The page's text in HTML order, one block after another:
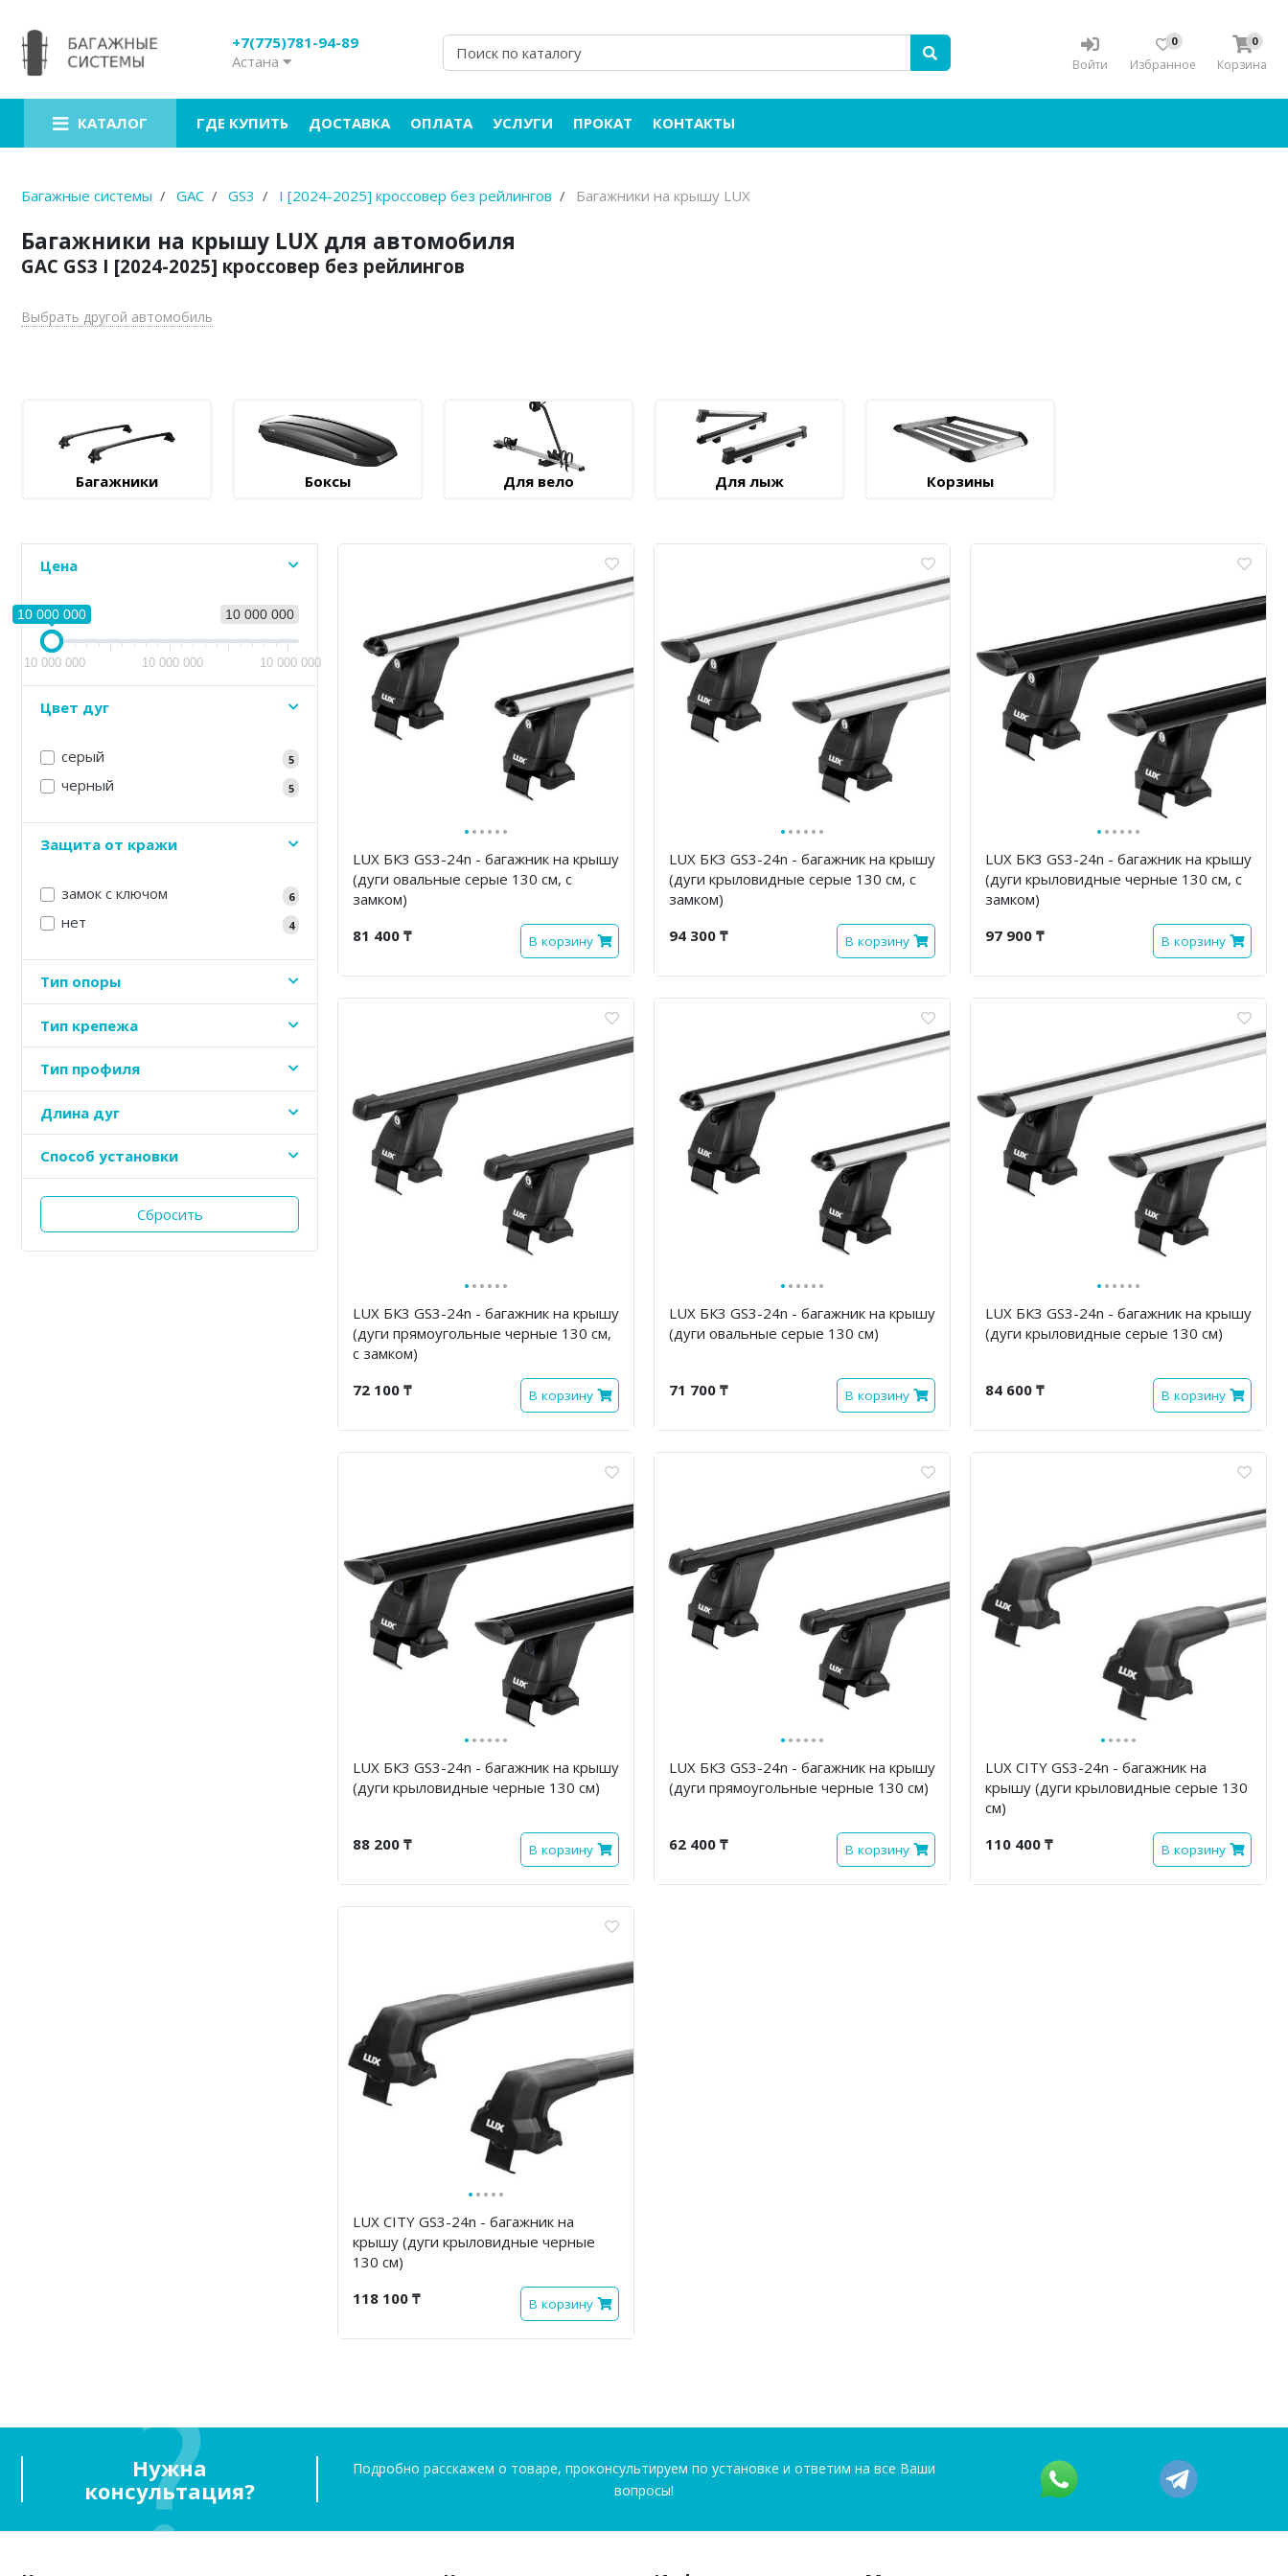
+7(775)781-94-89
Астана
Войти
0
Избранное
0
Корзина
КАТАЛОГ ГДЕ КУПИТЬ ДОСТАВКА ОПЛАТА УСЛУГИ ПРОКАТ КОНТАКТЫ
Багажные системы GAC GS3 I [2024-2025] кроссовер без рейлингов Багажники на крышу LUX
Багажники на крышу LUX для автомобиля
GAC GS3 I [2024-2025] кроссовер без рейлингов
Выбрать другой автомобиль
Багажники Боксы Для вело Для лыж Корзины
Цена
10 000 000
10 000 000
10 000 000 10 000 000 10 000 000
Цвет дуг
серый 5
черный 5
Защита от кражи
замок с ключом 6
нет 4
Тип опоры
Тип крепежа
Тип профиля
Длина дуг
Способ установки
Сбросить
······
LUX БК3 GS3-24n - багажник на крышу
(дуги овальные серые 130 см, с
замком)
81 400 ₸
В корзину
······
LUX БК3 GS3-24n - багажник на крышу
(дуги крыловидные серые 130 см, с
замком)
94 300 ₸
В корзину
······
LUX БК3 GS3-24n - багажник на крышу
(дуги крыловидные черные 130 см, с
замком)
97 900 ₸
В корзину
······
LUX БК3 GS3-24n - багажник на крышу
(дуги прямоугольные черные 130 см,
с замком)
72 100 ₸
В корзину
······
LUX БК3 GS3-24n - багажник на крышу
(дуги овальные серые 130 см)
71 700 ₸ В корзину
······
LUX БК3 GS3-24n - багажник на крышу
(дуги крыловидные серые 130 см)
84 600 ₸ В корзину
······
LUX БК3 GS3-24n - багажник на крышу
(дуги крыловидные черные 130 см)
88 200 ₸ В корзину
······
LUX БК3 GS3-24n - багажник на крышу
(дуги прямоугольные черные 130 см)
62 400 ₸ В корзину
·····
LUX CITY GS3-24n - багажник на
крышу (дуги крыловидные серые 130
см)
110 400 ₸
В корзину
·····
LUX CITY GS3-24n - багажник на
крышу (дуги крыловидные черные
130 см)
118 100 ₸
В корзину
Нужна
консультация?
Подробно расскажем о товаре, проконсультируем по установке и ответим на все Ваши
вопросы!
Багажники на крышу
Боксы на крышу
Велокрепления
Крепления для лыж
Грузовые корзины
Аксессуары